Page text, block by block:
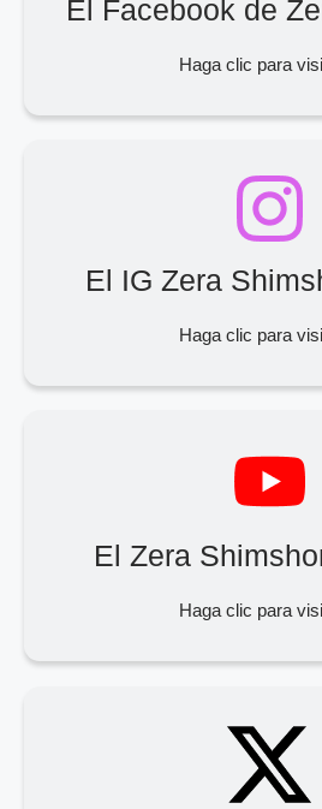
El Facebook de
Haga clic para
El IG Zera
Haga clic para
El Zera
Haga clic para